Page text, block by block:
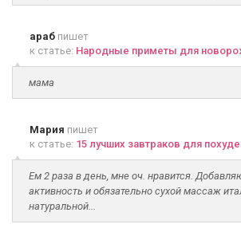
араб пишет
к статье: Народные приметы для
мама
Мария пишет
к статье: 15 лучших завтраков для
Ем 2 раза в день, мне оч. нравится.
активность и обязательно сухой массаж
натуральной...